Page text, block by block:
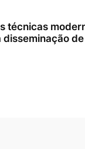
técnicas
disseminação